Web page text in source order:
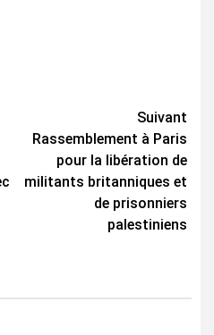
Suivant
Rassemblement à Paris
pour la libération de
militants britanniques et
de prisonniers
palestiniens